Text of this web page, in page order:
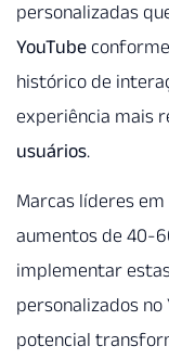
personalizadas
YouTube
histórico de
experiência mais
usuários.
Marcas líderes
aumentos de 40-
implementar
personalizados no
potencial